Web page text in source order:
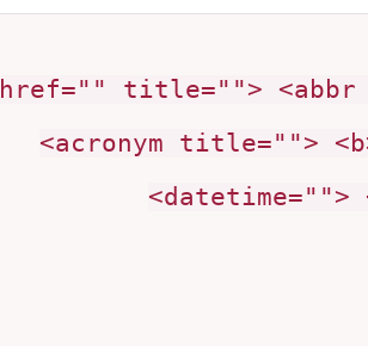
href="" title="">
<acronym title="">
datetime="">